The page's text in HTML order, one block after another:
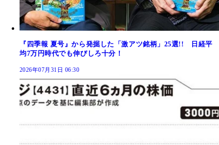
『四季報 夏号』から発掘した「激アツ銘柄」25選!! 日経平
均7万円時代でも伸びしろ十分！
2026年07月31日 06:30